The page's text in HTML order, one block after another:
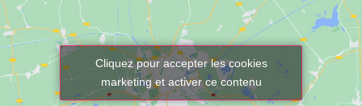
Cliquez pour accepter les cookies
marketing et activer ce contenu